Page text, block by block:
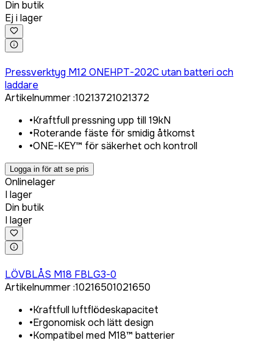
Din butik
Ej i lager
Pressverktyg M12 ONEHPT-202C utan batteri och
laddare
Artikelnummer:10213721021372
•Kraftfull pressning upp till 19kN
•Roterande fäste för smidig åtkomst
•ONE-KEY™ för säkerhet och kontroll
Logga in för att se pris
Onlinelager
I lager
Din butik
I lager
LÖVBLÅS M18 FBLG3-0
Artikelnummer:10216501021650
•Kraftfull luftflödeskapacitet
•Ergonomisk och lätt design
•Kompatibel med M18™ batterier